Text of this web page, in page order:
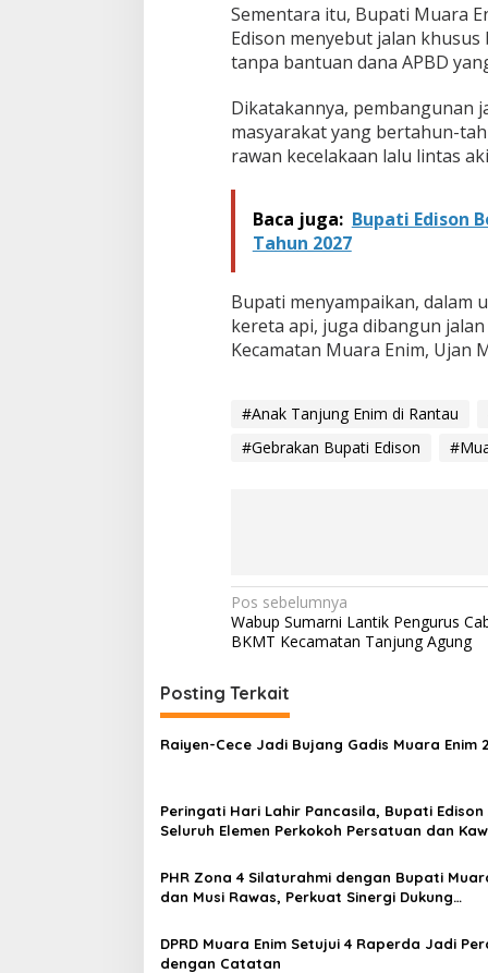
t
u
b
a
Sementara itu, Bupati Muara
Edison menyebut jalan
tanpa bantuan dana APBD
Dikatakannya, pembangunan
masyarakat yang bertahun-
rawan kecelakaan lalu lintas
Baca juga: Bupati Edison
Tahun 2027
Bupati menyampaikan, dalam
kereta api, juga dibangun
Kecamatan Muara Enim, Ujan
#Anak Tanjung Enim di Rantau
#Gebrakan Bupati Edison
N
a
i
g
a
i
o
s
Pos sebelumnya
Wabup Sumarni Lantik Pengurus
BKMT Kecamatan Tanjung Agung
Posting Terkait
Raiyen-Cece Jadi Bujang Gadis Muara Enim
Peringati Hari Lahir Pancasila, Bupati Edison
Seluruh Elemen Perkokoh Persatuan dan
PHR Zona 4 Silaturahmi dengan Bupati
dan Musi Rawas, Perkuat Sinergi Dukung
DPRD Muara Enim Setujui 4 Raperda Jadi
dengan Catatan